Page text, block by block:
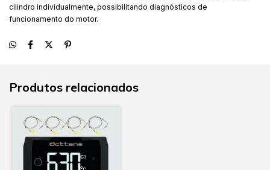
cilindro individualmente, possibilitando diagnósticos de
funcionamento do motor.
Produtos relacionados